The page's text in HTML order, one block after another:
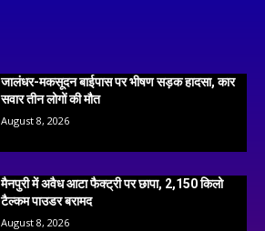
जालंधर-मकसूदन बाईपास पर भीषण सड़क हादसा, कार
सवार तीन लोगों की मौत
August 8, 2026
मैनपुरी में अवैध आटा फैक्ट्री पर छापा, 2,150 किलो
टैल्कम पाउडर बरामद
August 8, 2026